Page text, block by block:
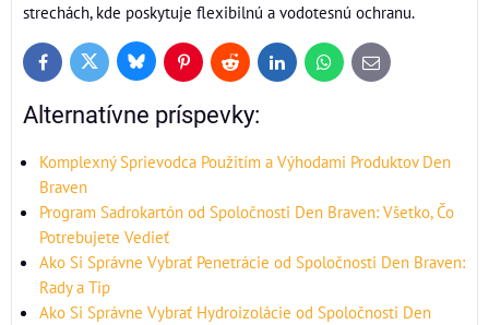
strechách, kde poskytuje flexibilnú a vodotesnú ochranu.
FacebookTwitter BlueskyPinterestReddit LinkedInWhatsApp
E-
mail
Alternatívne príspevky:
Komplexný Sprievodca Použitím a Výhodami Produktov Den
Braven
Program Sadrokartón od Spoločnosti Den Braven: Všetko, Čo
Potrebujete Vedieť
Ako Si Správne Vybrať Penetrácie od Spoločnosti Den Braven:
Rady a Tip
Ako Si Správne Vybrať Hydroizolácie od Spoločnosti Den